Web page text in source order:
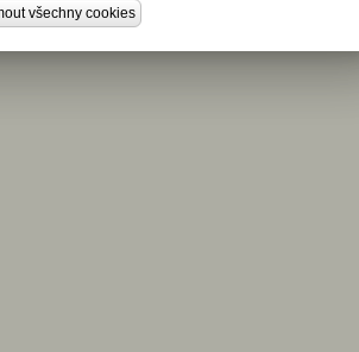
všechny cookies